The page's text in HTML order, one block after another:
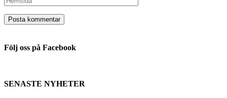
Följ oss på Facebook
SENASTE NYHETER